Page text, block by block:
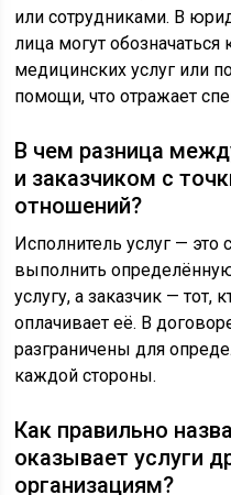
или сотрудниками. В
лица могут обозначаться
медицинских услуг или
помощи, что отражает
В чем разница
и заказчиком с
отношений?
Исполнитель услуг — это
выполнить
услугу, а заказчик — тот,
оплачивает её. В
разграничены для
каждой стороны.
Как правильно
оказывает услуги
организациям?